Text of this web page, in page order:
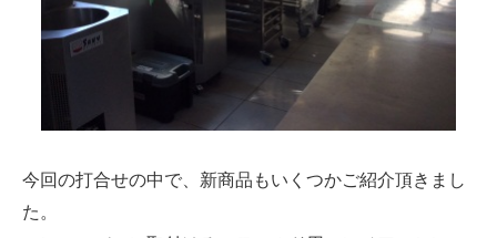
今回の打合せの中で、新商品もいくつかご紹介頂きまし
た。